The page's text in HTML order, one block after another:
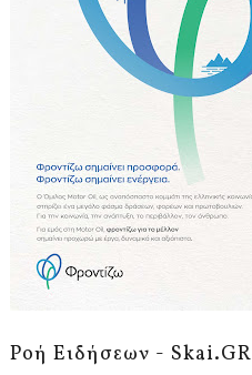
Ροή Ειδήσεων - Skai.GR